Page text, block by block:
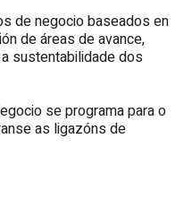
de negocio baseados en
de áreas de avance,
sustentabilidade dos
se programa para o
as ligazóns de